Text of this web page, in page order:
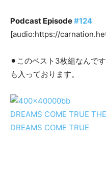
Podcast Episode#124
[audio:https://
⚫︎このベスト3枚組なんで
も入っております。
DREAMS COME TRUE
DREAMS COME TRUE